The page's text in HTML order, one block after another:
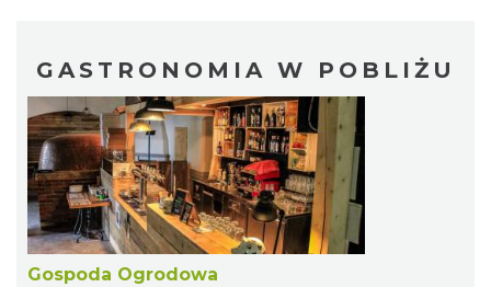
GASTRONOMIA W POBLIŻU
Gospoda Ogrodowa